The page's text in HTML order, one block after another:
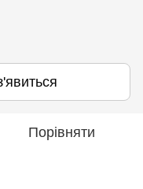
Порівняти